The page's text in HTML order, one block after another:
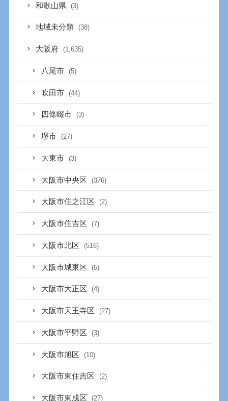
和歌山県 (3)
地域未分類 (38)
大阪府 (1,635)
八尾市 (5)
吹田市 (44)
四條畷市 (3)
堺市 (27)
大東市 (3)
大阪市中央区 (376)
大阪市住之江区 (2)
大阪市住吉区 (7)
大阪市北区 (516)
大阪市城東区 (5)
大阪市大正区 (4)
大阪市天王寺区 (27)
大阪市平野区 (3)
大阪市旭区 (10)
大阪市東住吉区 (2)
大阪市東成区 (27)